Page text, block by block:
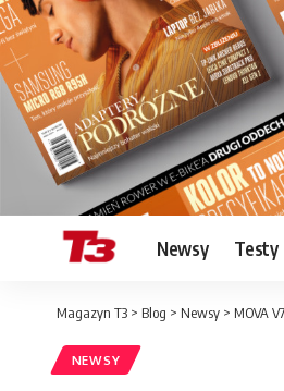
Newsy Testy
Magazyn T3 > Blog > Newsy > MOVA
NEWSY